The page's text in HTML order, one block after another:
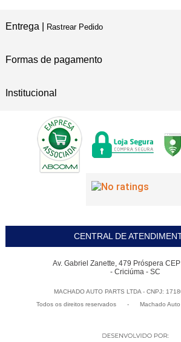
Entrega | Rastrear Pedido
Formas de pagamento
Institucional
CENTRAL DE
Av. Gabriel Zanette, 479 Próspera
- Criciúma - SC
MACHADO AUTO PARTS LTDA - CNPJ:
Todos os direitos reservados
- Machado